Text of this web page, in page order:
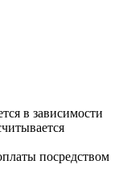
в зависимости
посредством